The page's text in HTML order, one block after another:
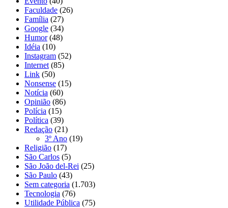
Faculdade (26)
Família (27)
Google (34)
Humor(48)
Idéia (10)
Instagram (52)
Internet (85)
Link (50)
Nonsense (15)
Notícia (60)
Opinião (86)
Polícia (15)
Política (39)
Redação (21)
3º Ano (19)
Religião (17)
São Carlos (5)
São João del-Rei (25)
São Paulo (43)
Sem categoria (1.703)
Tecnologia (76)
Utilidade Pública (75)